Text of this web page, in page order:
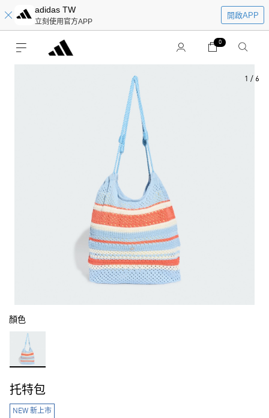
adidas TW
立刻使用官方APP
開啟APP
0
1 / 6
顏色
托特包
NEW 新上市